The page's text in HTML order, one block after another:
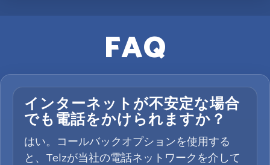
FAQ
インターネットが不安定な場合
でも電話をかけられますか？
はい。コールバックオプションを使用する
と、Telzが当社の電話ネットワークを介して